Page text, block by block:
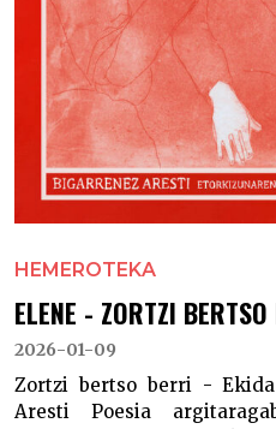
HEMEROTEKA
ELENE - ZORTZI
2026-01-09
Zortzi bertso berri -
Aresti Poesia